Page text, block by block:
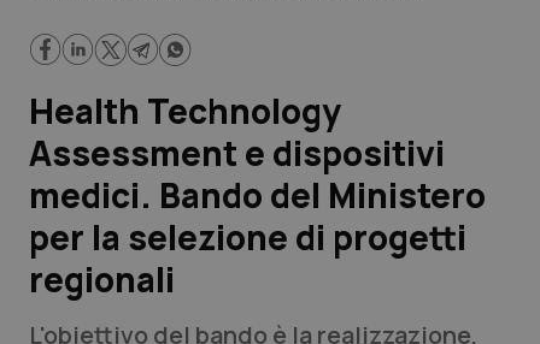
Regioni e Asl
Lavoro e Professioni
Scienza e Farmaci
Studi e Analisi
Lettere al direttore
Health Technology
Assessment e dispositivi
medici. Bando del Ministero
per la selezione di progetti
regionali
L'obiettivo del bando è la realizzazione,